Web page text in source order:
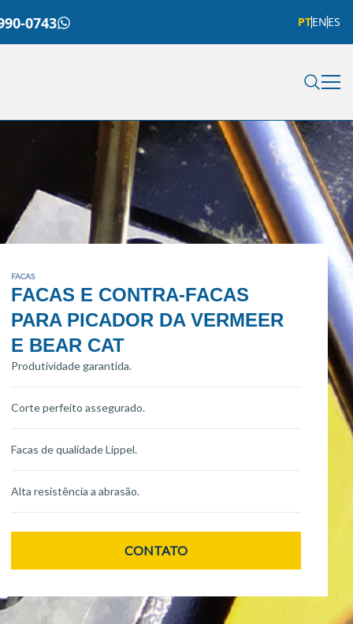
0743 PTENES
FACAS
FACAS E CONTRA-FACAS
PARA PICADOR DA VERMEER
E BEAR CAT
Produtividade garantida.
Corte perfeito assegurado.
Facas de qualidade Lippel.
Alta resistência a abrasão.
CONTATO